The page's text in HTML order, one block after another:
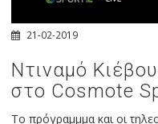
21-02-2019
Ντιναμό
στο Cosmote
Το πρόγραμμμα και οι